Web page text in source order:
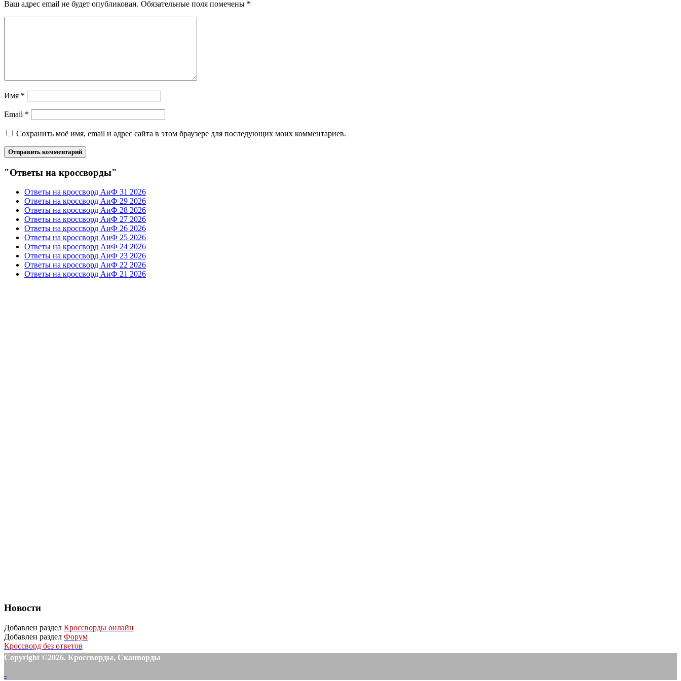
Ваш адрес email не будет опубликован. Обязательные поля помечены *
Имя *
Email *
Сохранить моё имя, email и адрес сайта в этом браузере для последующих моих комментариев.
"Ответы на кроссворды"
Ответы на кроссворд АиФ 31 2026
Ответы на кроссворд АиФ 29 2026
Ответы на кроссворд АиФ 28 2026
Ответы на кроссворд АиФ 27 2026
Ответы на кроссворд АиФ 26 2026
Ответы на кроссворд АиФ 25 2026
Ответы на кроссворд АиФ 24 2026
Ответы на кроссворд АиФ 23 2026
Ответы на кроссворд АиФ 22 2026
Ответы на кроссворд АиФ 21 2026
Новости
Добавлен раздел Кроссворды онлайн
Добавлен раздел Форум
Кроссворд без ответов
Copyright ©2026. Кроссворды, Сканворды
-